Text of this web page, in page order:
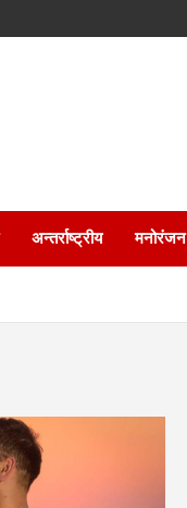
अन्तर्राष्ट्रीय मनोरंजन